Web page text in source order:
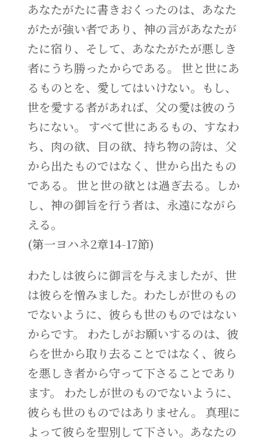
あなたがたに書きおくったのは、あなた
がたが強い者であり、神の言があなたが
たに宿り、そして、あなたがたが悪しき
者にうち勝ったからである。 世と世にあ
るものとを、愛してはいけない。もし、
世を愛する者があれば、父の愛は彼のう
ちにない。 すべて世にあるもの、すなわ
ち、肉の欲、目の欲、持ち物の誇は、父
から出たものではなく、世から出たもの
である。 世と世の欲とは過ぎ去る。しか
し、神の御旨を行う者は、永遠にながら
える。
(第一ヨハネ2章14-17節)
わたしは彼らに御言を与えましたが、世
は彼らを憎みました。わたしが世のもの
でないように、彼らも世のものではない
からです。 わたしがお願いするのは、彼
らを世から取り去ることではなく、彼ら
を悪しき者から守って下さることであり
ます。 わたしが世のものでないように、
彼らも世のものではありません。 真理に
よって彼らを聖別して下さい。あなたの